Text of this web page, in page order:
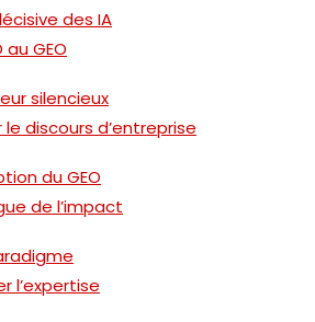
des IA
GEO
silencieux
le discours d’entreprise
du GEO
de l’impact
l’expertise